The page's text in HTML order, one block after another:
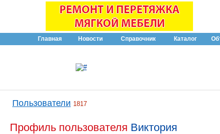
Главная Новости Справочник Каталог
Пользователи 1817
Профиль пользователя Виктория